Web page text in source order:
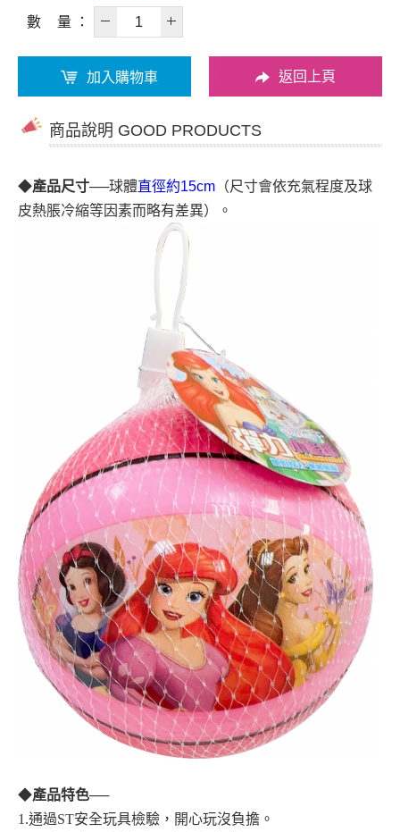
數 量
加入購物車 返回上頁
商品說明 GOOD PRODUCTS
◆產品尺寸──球體直徑約15cm （尺寸會依充氣程度及球
皮熱脹冷縮等因素而略有差異）
。
◆產品特色──
1.通過ST安全玩具檢驗，開心玩沒負擔。